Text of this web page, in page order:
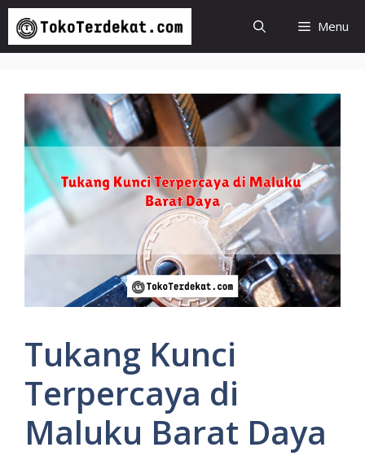
Langsung
isi
Menu
Tukang Kunci
Terpercaya di
Maluku Barat Daya